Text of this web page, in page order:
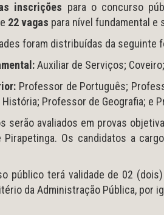
inscrições para o concurso
22 vagas para nível fundamental e
foram distribuídas da seguinte
Auxiliar de Serviços;
Professor de Português;
Professor de Geografia; e
serão avaliados em provas
Pirapetinga. Os candidatos a
público terá validade de 02
da Administração Pública, por